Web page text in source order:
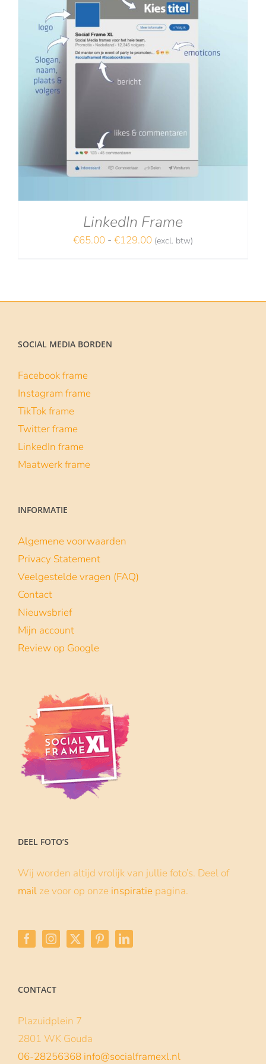
LinkedIn Frame
€65.00 - €129.00Prijsklasse:
(excl. btw)
SOCIAL MEDIA BORDEN
Facebook frame
Instagram frame
TikTok frame
Twitter frame
LinkedIn frame
Maatwerk frame
INFORMATIE
Algemene voorwaarden
Privacy Statement
Veelgestelde vragen (FAQ)
Contact
Nieuwsbrief
Mijn account
Review op Google
DEEL FOTO’S
Wij worden altijd vrolijk van jullie foto’s. Deel of
mail ze voor op onze inspiratie pagina.
CONTACT
Plazuidplein 7
2801 WK Gouda
06-28256368 info@socialframexl.nl